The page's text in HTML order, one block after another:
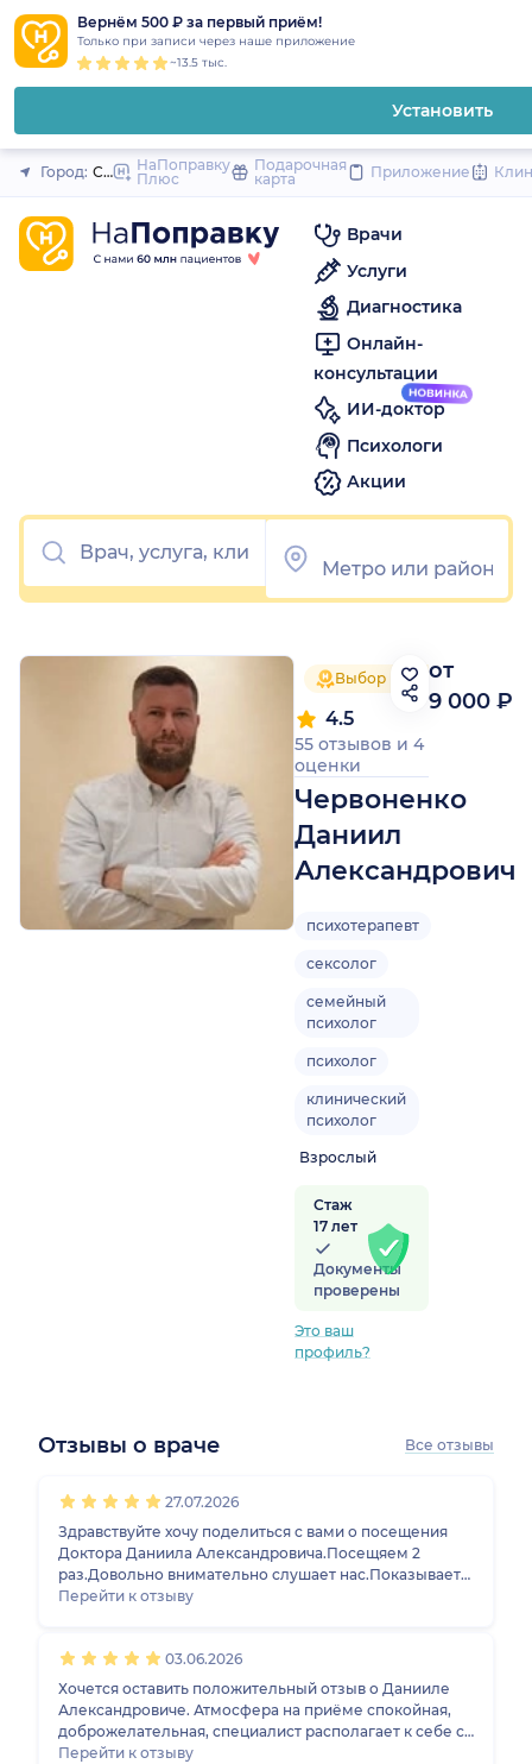
Вернём 500 ₽ за первый приём!
Только при записи через наше приложение
~13.5 тыс.
Установить
Закрыть
Город: Санкт-Петербург
НаПоправку
Плюс
Подарочная
карта
Приложение
Врачи
Услуги
Диагностика
Онлайн-
консультации
ИИ-доктор
Психологи
Акции
Выбор пациентов 2026
Червоненко
Даниил
Александрович
4.5
55 отзывов и 4
оценки
психотерапевт
сексолог
семейный
психолог
психолог
клинический
психолог
Взрослый
Стаж
17 лет
Документы
проверены
Это ваш
профиль?
от
9 000 ₽
Отзывы о враче Все отзывы
27.07.2026
Здравствуйте хочу поделиться с вами о посещения
Доктора Даниила Александровича.Посещяем 2
раз.Довольно внимательно слушает нас.Показывает
нашу проблемы на понятном нам способом.Очень
Перейти к отзыву
03.06.2026
Хочется оставить положительный отзыв о Данииле
Александровиче. Атмосфера на приёме спокойная,
доброжелательная, специалист располагает к себе с
первого сеанса. Есть ощущение, что человек
Перейти к отзыву